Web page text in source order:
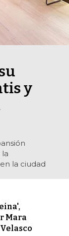
y
la ciudad
Mara